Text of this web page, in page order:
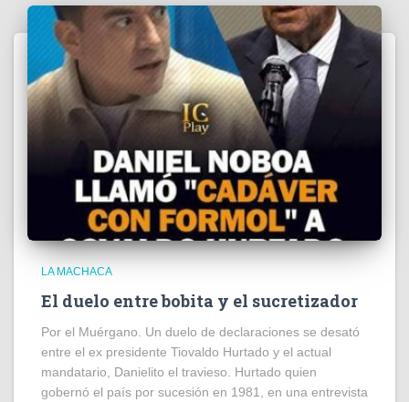
LA MACHACA
El duelo entre bobita y el sucretizador
Por el Muérgano. Un duelo de declaraciones se desató
entre el ex presidente Tiovaldo Hurtado y el actual
mandatario, Danielito el travieso. Hurtado quien
gobernó el país por sucesión en 1981, en una entrevista